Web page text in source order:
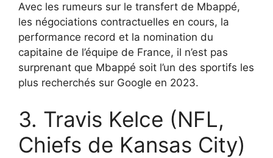
Avec les rumeurs sur le transfert de Mbappé,
les négociations contractuelles en cours, la
performance record et la nomination du
capitaine de l’équipe de France, il n’est pas
surprenant que Mbappé soit l’un des sportifs les
plus recherchés sur Google en 2023.
3. Travis Kelce (NFL,
Chiefs de Kansas City)